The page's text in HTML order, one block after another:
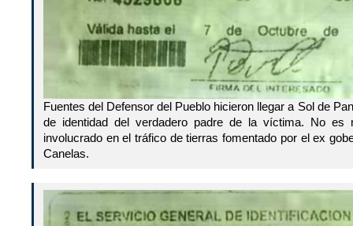
Fuentes del Defensor del Pueblo hicieron llegar a Sol de
de identidad del verdadero padre de la víctima. No es
involucrado en el tráfico de tierras fomentado por el ex
Canelas.